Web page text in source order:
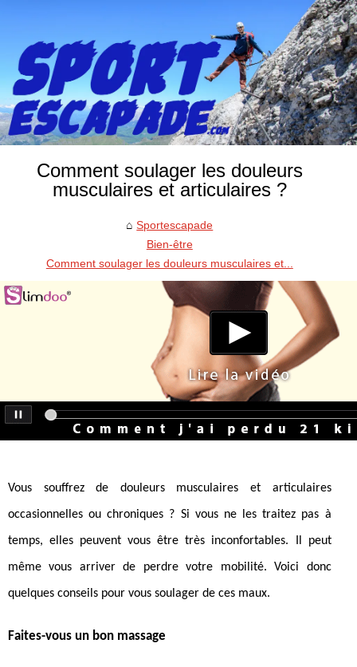
Comment soulager les douleurs
musculaires et articulaires ?
Sportescapade
Bien-être
Comment soulager les douleurs musculaires et...
Vous souffrez de douleurs musculaires et articulaires
occasionnelles ou chroniques ? Si vous ne les traitez pas à
temps, elles peuvent vous être très inconfortables. Il peut
même vous arriver de perdre votre mobilité. Voici donc
quelques conseils pour vous soulager de ces maux.
Faites-vous un bon massage